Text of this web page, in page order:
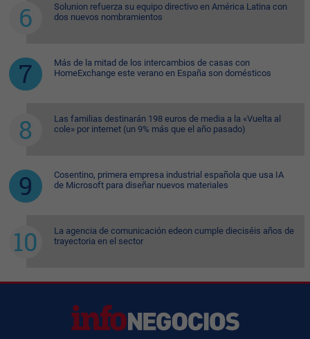
Solunion refuerza su equipo directivo en América Latina con
dos nuevos nombramientos
Más de la mitad de los intercambios de casas con
HomeExchange este verano en España son domésticos
Las familias destinarán 198 euros de media a la «Vuelta al
cole» por internet (un 9% más que el año pasado)
Cosentino, primera empresa industrial española que usa IA
de Microsoft para diseñar nuevos materiales
La agencia de comunicación edeon cumple dieciséis años de
trayectoria en el sector